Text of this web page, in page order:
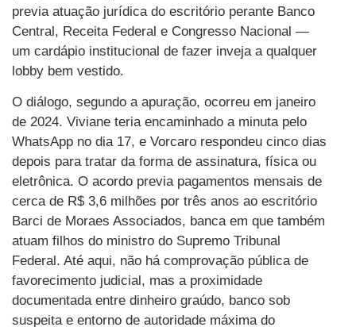
previa atuação jurídica do escritório perante Banco
Central, Receita Federal e Congresso Nacional —
um cardápio institucional de fazer inveja a qualquer
lobby bem vestido.
O diálogo, segundo a apuração, ocorreu em janeiro
de 2024. Viviane teria encaminhado a minuta pelo
WhatsApp no dia 17, e Vorcaro respondeu cinco dias
depois para tratar da forma de assinatura, física ou
eletrônica. O acordo previa pagamentos mensais de
cerca de R$ 3,6 milhões por três anos ao escritório
Barci de Moraes Associados, banca em que também
atuam filhos do ministro do Supremo Tribunal
Federal. Até aqui, não há comprovação pública de
favorecimento judicial, mas a proximidade
documentada entre dinheiro graúdo, banco sob
suspeita e entorno de autoridade máxima do